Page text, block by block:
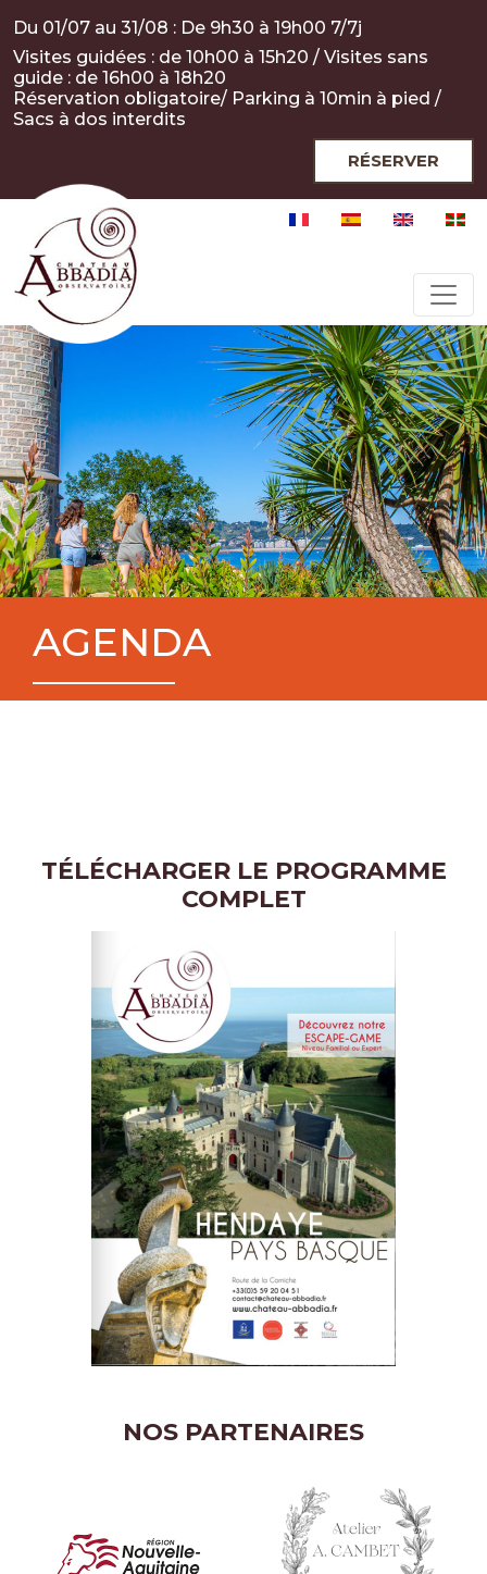
Du 01/07 au 31/08 : De 9h30 à 19h00 7/7j
Visites guidées : de 10h00 à 15h20 / Visites sans
guide : de 16h00 à 18h20
Réservation obligatoire/ Parking à 10min à pied /
Sacs à dos interdits
RÉSERVER
AGENDA
TÉLÉCHARGER LE PROGRAMME
COMPLET
NOS PARTENAIRES